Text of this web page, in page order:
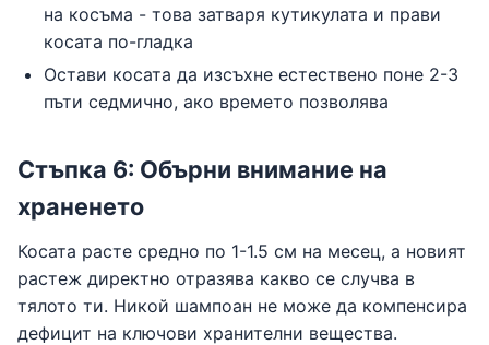
на косъма - това затваря кутикулата и прави
косата по-гладка
Остави косата да изсъхне естествено поне 2-3
пъти седмично, ако времето позволява
Стъпка 6: Обърни внимание на
храненето
Косата расте средно по 1-1.5 см на месец, а новият
растеж директно отразява какво се случва в
тялото ти. Никой шампоан не може да компенсира
дефицит на ключови хранителни вещества.